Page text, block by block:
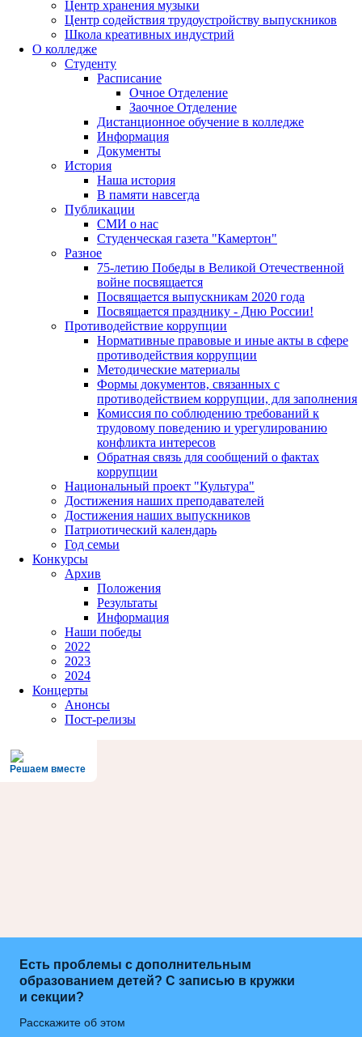
Центр хранения музыки
Центр содействия трудоустройству выпускников
Школа креативных индустрий
О колледже
Студенту
Расписание
Очное Отделение
Заочное Отделение
Дистанционное обучение в колледже
Информация
Документы
История
Наша история
В памяти навсегда
Публикации
СМИ о нас
Студенческая газета "Камертон"
Разное
75-летию Победы в Великой Отечественной
войне посвящается
Посвящается выпускникам 2020 года
Посвящается празднику - Дню России!
Противодействие коррупции
Нормативные правовые и иные акты в сфере
противодействия коррупции
Методические материалы
Формы документов, связанных с
противодействием коррупции, для заполнения
Комиссия по соблюдению требований к
трудовому поведению и урегулированию
конфликта интересов
Обратная связь для сообщений о фактах
коррупции
Национальный проект "Культура"
Достижения наших преподавателей
Достижения наших выпускников
Патриотический календарь
Год семьи
Конкурсы
Архив
Положения
Результаты
Информация
Наши победы
2022
2023
2024
Концерты
Анонсы
Пост-релизы
Решаем вместе
Есть проблемы с дополнительным
образованием детей? С записью в кружки
и секции?
Расскажите об этом